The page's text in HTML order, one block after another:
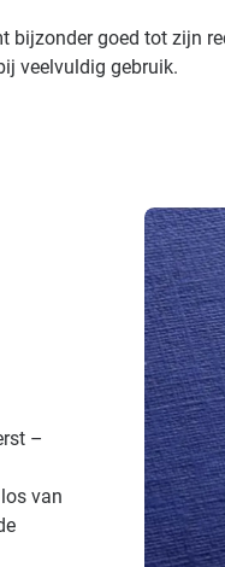
bijzonder goed tot zijn
veelvuldig gebruik.
–
van